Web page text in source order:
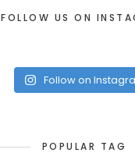
FOLLOW US ON
Follow on
POPULAR TAG